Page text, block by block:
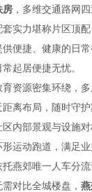
房 ，多维交通路网
套实力堪称片区顶
供便捷、健康的日
常起居便捷无忧。
育资源密集环绕，
距离布局，随时守
区内部景观与设施
形运动跑道，满足
托燕郊唯一人车分
需对比全城楼盘，